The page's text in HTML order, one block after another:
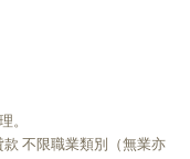
。
不限職業類別（無業亦